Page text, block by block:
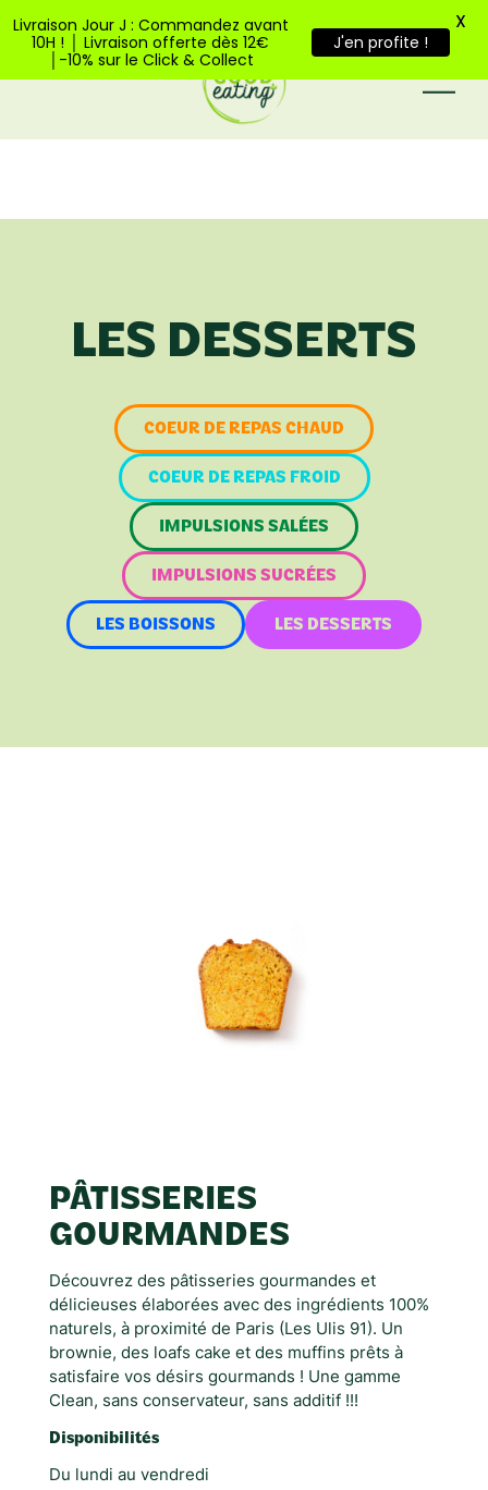
Bienvenue sur Good Eating
LES DESSERTS
COEUR DE REPAS CHAUD
COEUR DE REPAS FROID
IMPULSIONS SALÉES
IMPULSIONS SUCRÉES
LES BOISSONS LES DESSERTS
PÂTISSERIES
GOURMANDES
Découvrez des pâtisseries gourmandes et
délicieuses élaborées avec des ingrédients 100%
naturels, à proximité de Paris (Les Ulis 91). Un
brownie, des loafs cake et des muffins prêts à
satisfaire vos désirs gourmands ! Une gamme
Clean, sans conservateur, sans additif !!!
Disponibilités
Du lundi au vendredi
Livraison Jour J : Commandez avant
10H ! │ Livraison offerte dès 12€
│-10% sur le Click & Collect
J'en profite !
X